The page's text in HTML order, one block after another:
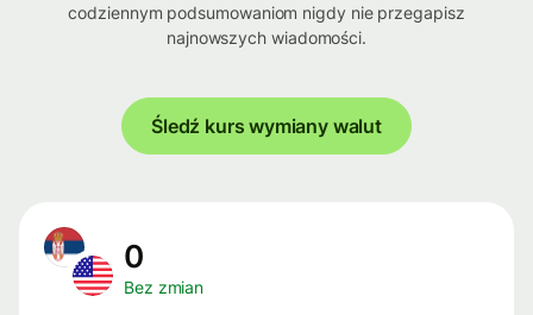
codziennym podsumowaniom nigdy nie przegapisz
najnowszych wiadomości.
Śledź kurs wymiany walut
0
Bez zmian